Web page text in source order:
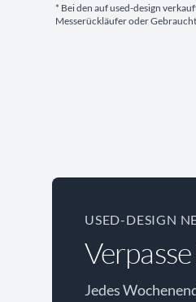
* Bei den auf used-design
Messerückläufer oder
USED-DESIGN
Jedes